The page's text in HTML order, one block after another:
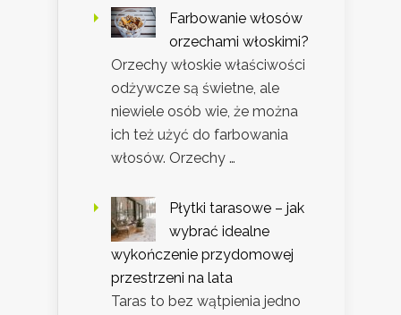
Farbowanie włosów
orzechami włoskimi?
Orzechy włoskie właściwości
odżywcze są świetne, ale
niewiele osób wie, że można
ich też użyć do farbowania
włosów. Orzechy …
Płytki tarasowe – jak
wybrać idealne
wykończenie przydomowej
przestrzeni na lata
Taras to bez wątpienia jedno